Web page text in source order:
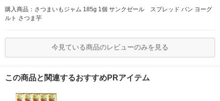
購入商品：さつまいもジャム 185g 1個 サンクゼール スプレッド パン ヨーグ
ルト さつま芋
今見ている商品のレビューのみを見る
この商品と関連するおすすめPRアイテム